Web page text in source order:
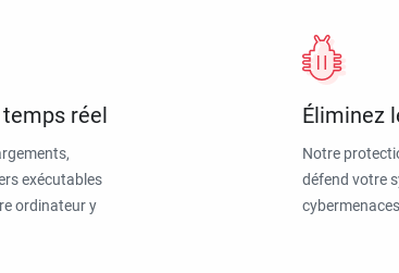
réel
exécutables
ordinateur y
Éliminez
Notre
défend votre